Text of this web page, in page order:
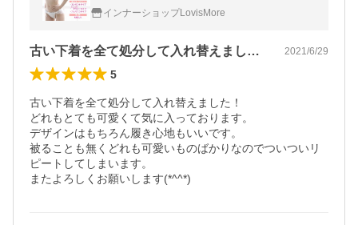
み メール便送料無料 ショーツセット まとめ
買い デザインショーツ5枚入り
インナーショップLovisMore
古い下着を全て処分して入れ替えました！… 2021/6/29
5
古い下着を全て処分して入れ替えました！
どれもとても可愛くて気に入っております。
デザインはもちろん履き心地もいいです。
被ることも無くどれも可愛いものばかりなのでついついリ
ピートしてしまいます。
またよろしくお願いします(*^^*)